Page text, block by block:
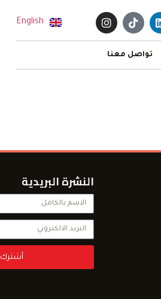
English
تواصل معنا
النشرة البريدية
أشترك